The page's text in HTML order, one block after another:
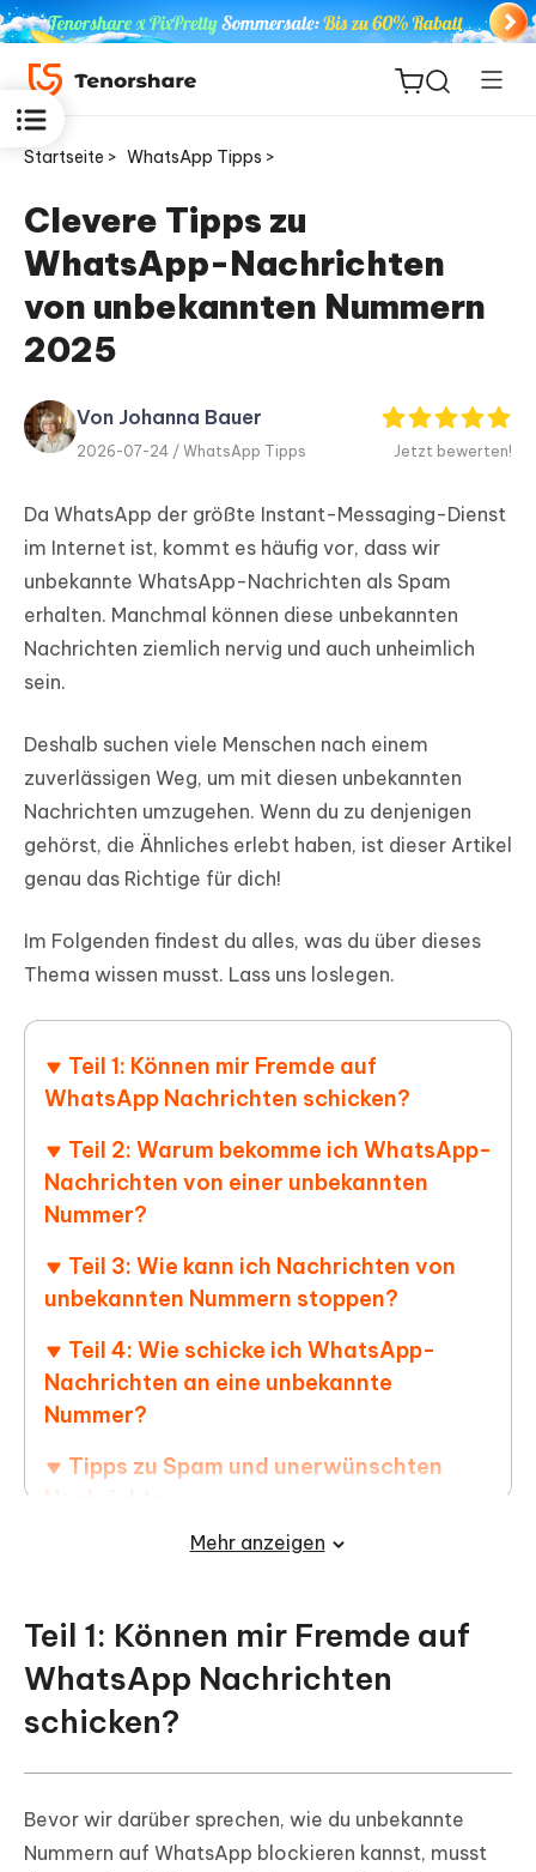
ReiBoot
PDNob
Editor
Startseite > WhatsApp Tipps >
Clevere Tipps zu
WhatsApp-Nachrichten
von unbekannten Nummern
2025
Von Johanna Bauer
2026-07-24 / WhatsApp Tipps Jetzt bewerten!
Da WhatsApp der größte Instant-Messaging-Dienst
im Internet ist, kommt es häufig vor, dass wir
unbekannte WhatsApp-Nachrichten als Spam
erhalten. Manchmal können diese unbekannten
Nachrichten ziemlich nervig und auch unheimlich
sein.
Deshalb suchen viele Menschen nach einem
zuverlässigen Weg, um mit diesen unbekannten
Nachrichten umzugehen. Wenn du zu denjenigen
gehörst, die Ähnliches erlebt haben, ist dieser Artikel
genau das Richtige für dich!
Im Folgenden findest du alles, was du über dieses
Thema wissen musst. Lass uns loslegen.
Teil 1: Können mir Fremde auf
WhatsApp Nachrichten schicken?
Teil 2: Warum bekomme ich WhatsApp-
Nachrichten von einer unbekannten
Nummer?
Teil 3: Wie kann ich Nachrichten von
unbekannten Nummern stoppen?
Teil 4: Wie schicke ich WhatsApp-
Nachrichten an eine unbekannte
Nummer?
Tipps zu Spam und unerwünschten
Nachrichten
Bonus: WhatsApp-Nachrichten
Mehr anzeigen
Teil 1: Können mir Fremde auf
WhatsApp Nachrichten
schicken?
Bevor wir darüber sprechen, wie du unbekannte
Nummern auf WhatsApp blockieren kannst, musst